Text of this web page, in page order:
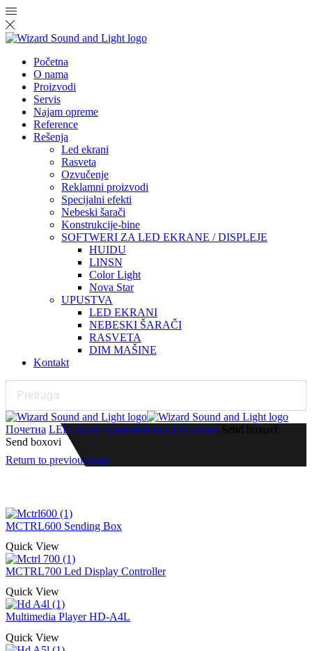
Početna
O nama
Proizvodi
Servis
Najam opreme
Reference
Rešenja
Led ekrani
Rasveta
Ozvučenje
Reklamni proizvodi
Specijalni efekti
Nebeski šarači
Konstrukcije-bine
SOFTWERI ZA LED EKRANE / DISPLEJE
HUIDU
LINSN
Color Light
Nova Star
UPUSTVA
LED EKRANI
NEBESKI ŠARAČI
RASVETA
DIM MAŠINE
Kontakt
Почетна LED ekrani Kontroleri za LED ekrane Send boxovi
Send boxovi
Return to previous page
MCTRL600 Sending Box
Quick View
MCTRL700 Led Display Controller
Quick View
Multimedia Player HD-A4L
Quick View